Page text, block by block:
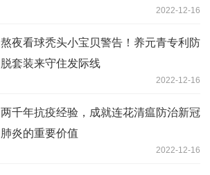
2022-12-16
熬夜看球秃头小宝贝警告！养元青专利防
脱套装来守住发际线
2022-12-16
两千年抗疫经验，成就连花清瘟防治新冠
肺炎的重要价值
2022-12-16